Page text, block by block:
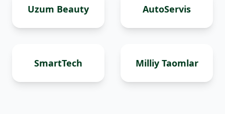
Uzum Beauty AutoServis
SmartTech Milliy Taomlar